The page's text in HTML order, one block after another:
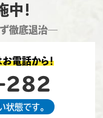
中！
徹底退治―
電話から！
282
態です。